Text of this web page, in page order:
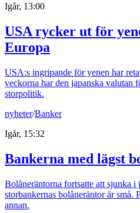
Igår, 13:00
USA rycker ut för
Europa
USA:s ingripande för yenen har
veckorna har den japanska valutan
storpolitik.
nyheter/Banker
Igår, 15:32
Bankerna med lägst
Bolåneräntorna fortsatte att sjunka
storbankernas bolåneräntor är små.
annan.